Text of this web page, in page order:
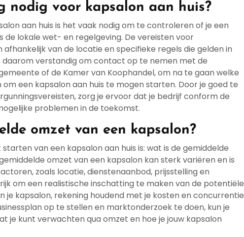
nodig voor kapsalon aan huis?
aan huis is het vaak nodig om te controleren of je een
de lokale wet- en regelgeving. De vereisten voor
van de locatie en specifieke regels die gelden in
daarom verstandig om contact op te nemen met de
of de Kamer van Koophandel, om na te gaan welke
een kapsalon aan huis te mogen starten. Door je goed te
zorg je ervoor dat je bedrijf conform de
problemen in de toekomst.
omzet van een kapsalon?
van een kapsalon aan huis is: wat is de gemiddelde
omzet van een kapsalon kan sterk variëren en is
zoals locatie, dienstenaanbod, prijsstelling en
om een realistische inschatting te maken van de potentiële
je kapsalon, rekening houdend met je kosten en concurrentie
op te stellen en marktonderzoek te doen, kun je
je kunt verwachten qua omzet en hoe je jouw kapsalon